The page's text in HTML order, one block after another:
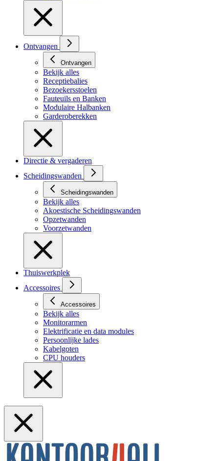
Ontvangen
Ontvangen
Bekijk alles
Receptiebalies
Bezoekersstoelen
Fauteuils en Banken
Modulaire Halbanken
Garderoberekken
Directie & vergaderen
Scheidingswanden
Scheidingswanden
Bekijk alles
Akoestische Scheidingswanden
Opzetwanden
Voorzetwanden
Thuiswerkplek
Accessoires
Accessoires
Bekijk alles
Monitorarmen
Elektrificatie en data modules
Persoonlijke lades
Kabelgoten
CPU houders